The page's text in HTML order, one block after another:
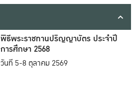
พิธีพระราชทานปริญญาบัตร ประจำปี
การศึกษา 2568
วันที่ 5-8 ตุลาคม 2569